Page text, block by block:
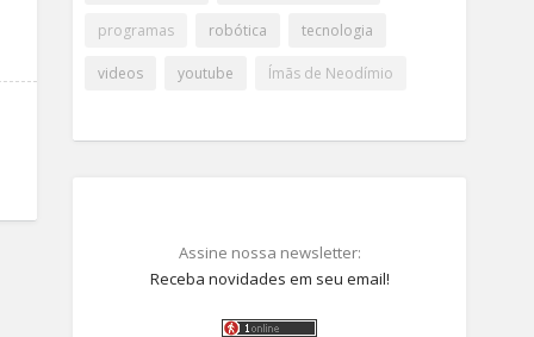
programas robótica tecnologia
videos youtube Ímãs de Neodímio
Assine nossa newsletter:
Receba novidades em seu email!